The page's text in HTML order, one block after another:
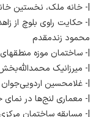
|- ‌خانه ‌ملک، ‌نخستین
محمود زندمقدم
|- ‌ساختمان‌ موزه ‌منطقه‎ای ‌زاهدان / سینا احمدی
|- ‌میرزانیک
|- ‌غلامحسین ‌اردویی‌جوان
|- ‌معماری ‌لنج‌ها در‌ نمای‌
|- ‌مسابقه ‌ساختمان